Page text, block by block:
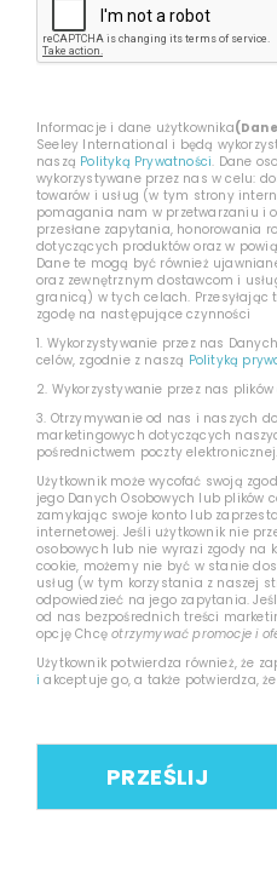
Informacje i dane użytkownika(Dane
Seeley International i będą
naszą Polityką Prywatności. Dane
wykorzystywane przez nas w celu:
towarów i usług (w tym strony
pomagania nam w przetwarzaniu i
przesłane zapytania, honorowania
dotyczących produktów oraz w
Dane te mogą być również
oraz zewnętrznym dostawcom i
granicą) w tych celach. Przesyłając
zgodę na następujące czynności
1. Wykorzystywanie przez nas
celów, zgodnie z naszą Polityką
2. Wykorzystywanie przez nas plików
3. Otrzymywanie od nas i naszych
marketingowych dotyczących
pośrednictwem poczty elektronicznej.
Użytkownik może wycofać swoją
jego Danych Osobowych lub plików
zamykając swoje konto lub
internetowej. Jeśli użytkownik nie
osobowych lub nie wyrazi zgody na
cookie, możemy nie być w stanie
usług (w tym korzystania z naszej
odpowiedzieć na jego zapytania.
od nas bezpośrednich treści
opcję Chcęotrzymywać promocje i
Użytkownik potwierdza również, że
i akceptuje go, a także potwierdza, że